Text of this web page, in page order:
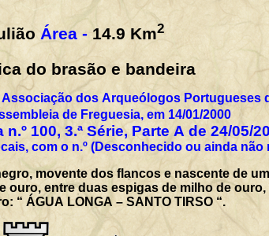
Área - 14.9 Km2
do brasão e bandeira
dos Arqueólogos Portugueses
de Freguesia, em 14/01/2000
100, 3.ª Série, Parte A de 24/05/
com o n.º (Desconhecido ou ainda não
movente dos flancos e nascente de
ouro, entre duas espigas de milho de
“ ÁGUA LONGA – SANTO TIRSO “.